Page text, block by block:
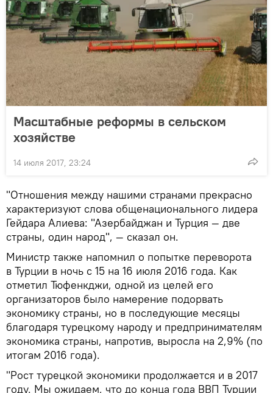
Масштабные реформы в сельском
хозяйстве
14 июля 2017, 23:24
"Отношения между нашими странами прекрасно
характеризуют слова общенационального лидера
Гейдара Алиева: "Азербайджан и Турция — две
страны, один народ", — сказал он.
Министр также напомнил о попытке переворота
в Турции в ночь с 15 на 16 июля 2016 года. Как
отметил Тюфенкджи, одной из целей его
организаторов было намерение подорвать
экономику страны, но в последующие месяцы
благодаря турецкому народу и предпринимателям
экономика страны, напротив, выросла на 2,9% (по
итогам 2016 года).
"Рост турецкой экономики продолжается и в 2017
году. Мы ожидаем, что до конца года ВВП Турции